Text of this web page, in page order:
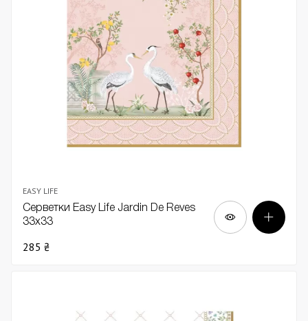
EASY LIFE
Серветки Easy Life Jardin De Reves
33х33
285 ₴